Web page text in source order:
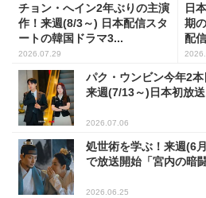
チョン・へイン2年ぶりの主演
作！来週(8/3～) 日本配信スタ
ートの韓国ドラマ3...
2026.07.29
日
期
配
パク・ウンビン今年2本
来週(7/13～)日本初放
2026.07.06
処世術を学ぶ！来週(6
で放送開始「宮内の暗
2026.06.25